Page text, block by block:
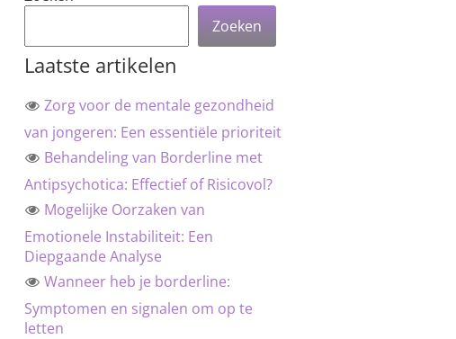
Zoeken
Laatste artikelen
Zorg voor de mentale gezondheid
van jongeren: Een essentiële prioriteit
Behandeling van Borderline met
Antipsychotica: Effectief of Risicovol?
Mogelijke Oorzaken van
Emotionele Instabiliteit: Een
Diepgaande Analyse
Wanneer heb je borderline:
Symptomen en signalen om op te
letten